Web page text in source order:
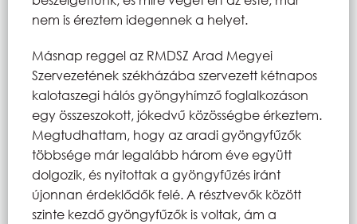
nem is éreztem idegennek a helyet.
Másnap reggel az RMDSZ Arad Megyei
Szervezetének székházába szervezett kétnapos
kalotaszegi hálós gyöngyhímző foglalkozáson
egy összeszokott, jókedvű közösségbe érkeztem.
Megtudhattam, hogy az aradi gyöngyfűzők
többsége már legalább három éve együtt
dolgozik, és nyitottak a gyöngyfűzés iránt
újonnan érdeklődők felé. A résztvevők között
szinte kezdő gyöngyfűzők is voltak, ám a